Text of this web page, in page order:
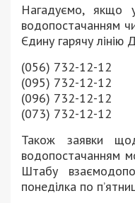
Нагадуємо, якщо
водопостачанням
Єдину гарячу лінію
(056) 732-12-12
(095) 732-12-12
(096) 732-12-12
(073) 732-12-12
Також заявки
водопостачанням
Штабу
понеділка по